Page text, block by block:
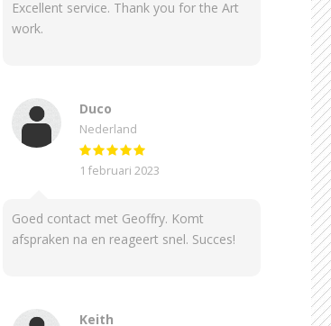
Excellent service. Thank you for the Art
work.
Duco
Nederland
1 februari 2023
Goed contact met Geoffry. Komt
afspraken na en reageert snel. Succes!
Keith